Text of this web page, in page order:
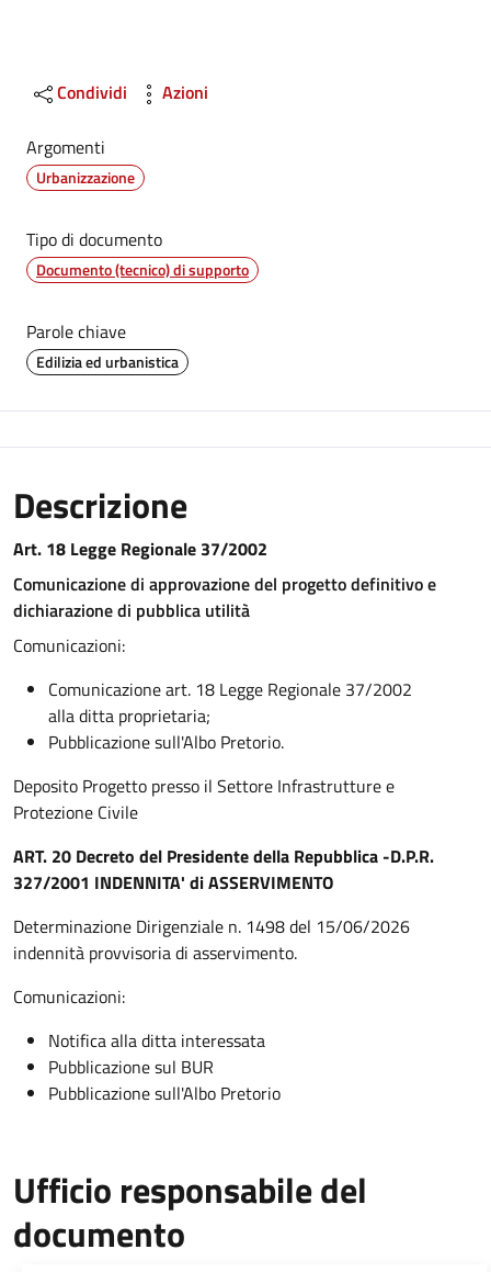
Condividi Azioni
Argomenti
Urbanizzazione
Tipo di documento
Documento (tecnico) di supporto
Parole chiave
Edilizia ed urbanistica
Descrizione
Art. 18 Legge Regionale 37/2002
Comunicazione di approvazione del progetto definitivo e
dichiarazione di pubblica utilità
Comunicazioni:
Comunicazione art. 18 Legge Regionale 37/2002
alla ditta proprietaria;
Pubblicazione sull'Albo Pretorio.
Deposito Progetto presso il Settore Infrastrutture e
Protezione Civile
ART. 20 Decreto del Presidente della Repubblica -D.P.R.
327/2001 INDENNITA' di ASSERVIMENTO
Determinazione Dirigenziale n. 1498 del 15/06/2026
indennità provvisoria di asservimento.
Comunicazioni:
Notifica alla ditta interessata
Pubblicazione sul BUR
Pubblicazione sull'Albo Pretorio
Ufficio responsabile del
documento